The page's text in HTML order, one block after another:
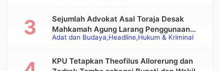
Adat dan Budaya Headline Hukum & Kriminal
Sejumlah Advokat Asal Toraja Desak
Mahkamah Agung Larang Penggunaan
Alat Berat pada Eksekusi Rumah Adat
KPU Tetapkan Theofilus Allorerung dan